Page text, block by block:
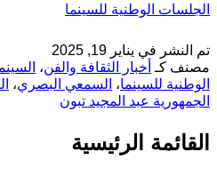
الجلسات الوطنية للسينما
تم النشر في يناير 19, 2025
مصنف كـ أخبار الثقافة والفن،
الوطنية للسينما، السمعي البصري،
الجمهورية عبد المجيد تبون
القائمة الرئيسية